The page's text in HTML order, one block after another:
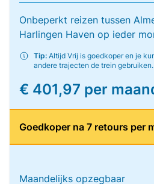
Onbeperkt reizen tussen
Harlingen Haven op ieder
Tip: Altijd Vrij is goedkoper en je
andere trajecten de trein gebruiken.
€ 401,97 per
Goedkoper na 7 retours per
Maandelijks opzegbaar